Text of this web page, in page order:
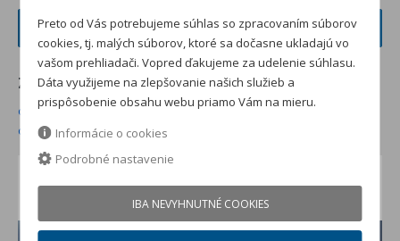
FILTER VOZIDIEL
Zoradiť podľa:
od najnižšej ceny skladom
od najvyššej ceny skladom
od najvyššej zľavy
od najnižšej ceny
VW T-Cross 1.0 TSI R-Line Limited
jazdené auto (rok 2025, 19700 km)
Preto od Vás potrebujeme súhlas so zpracovaním súborov
cookies, tj. malých súborov, ktoré sa dočasne ukladajú vo
vašom prehliadači. Vopred ďakujeme za udelenie súhlasu.
Dáta využijeme na zlepšovanie našich služieb a
prispôsobenie obsahu webu priamo Vám na mieru.
Informácie o cookies
Podrobné nastavenie
IBA NEVYHNUTNÉ COOKIES